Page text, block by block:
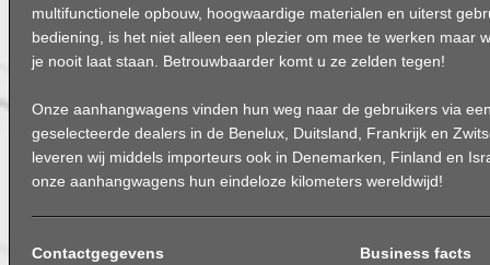
multifunctionele opbouw, hoogwaardige materialen en uiterst
bediening, is het niet alleen een plezier om mee te werken maar
je nooit laat staan. Betrouwbaarder komt u ze zelden tegen!
Onze aanhangwagens vinden hun weg naar de gebruikers via
geselecteerde dealers in de Benelux, Duitsland, Frankrijk en
leveren wij middels importeurs ook in Denemarken, Finland en
onze aanhangwagens hun eindeloze kilometers wereldwijd!
Contactgegevens
Business facts